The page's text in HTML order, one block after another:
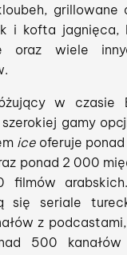
grillowane
i kofta jagnięca,
oraz wiele
w czasie
gamy
ice oferuje
ponad 2 000
się seriale
z
500 kanałów